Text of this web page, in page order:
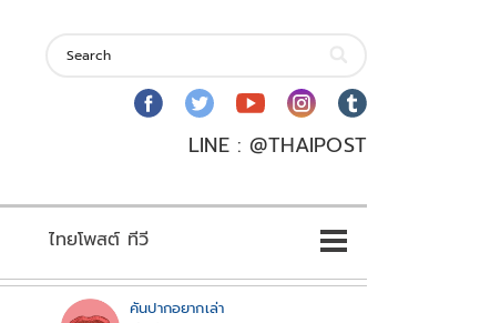
LINE : @THAIPOST
ไทยโพสต์ ทีวี
คันปากอยากเล่า